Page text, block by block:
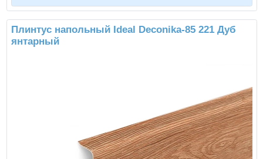
Плинтус напольный Ideal Deconika-85 221 Дуб
янтарный